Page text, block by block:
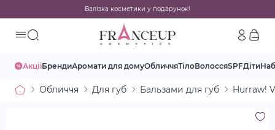
Валізка косметики у подарунок!
АкціїБрендиАромати для домуОбличчяТілоВолоссяSPFДіти
Обличчя Для губ Бальзами для губ Hurraw!